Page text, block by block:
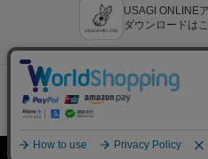
The Barnnet
ザバーネット
ザ・ノース・フェイス
USAGI ONLINE
ダウンロードは
Copyright © 2018 Usagi Online